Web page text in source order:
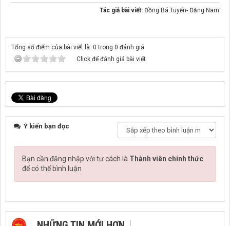
Tác giả bài viết: Đồng Bá Tuyến- Đặng Nam
Tổng số điểm của bài viết là: 0 trong 0 đánh giá
Click để đánh giá bài viết
Ý kiến bạn đọc
Bạn cần đăng nhập với tư cách là Thành viên chính thức
để có thể bình luận